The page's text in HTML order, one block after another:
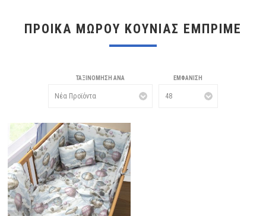
ΠΡΟΙΚΑ ΜΩΡΟΥ ΚΟΥΝΙΑΣ ΕΜΠΡΙΜΕ
ΤΑΞΙΝΌΜΗΣΗ ΑΝΆ ΕΜΦΆΝΙΣΗ